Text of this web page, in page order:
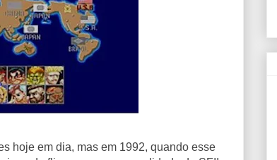
hoje em dia, mas em 1992, quando esse